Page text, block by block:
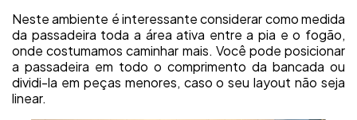
Neste ambiente é interessante considerar como medida
da passadeira toda a área ativa entre a pia e o fogão,
onde costumamos caminhar mais. Você pode posicionar
a passadeira em todo o comprimento da bancada ou
dividi-la em peças menores, caso o seu layout não seja
linear.